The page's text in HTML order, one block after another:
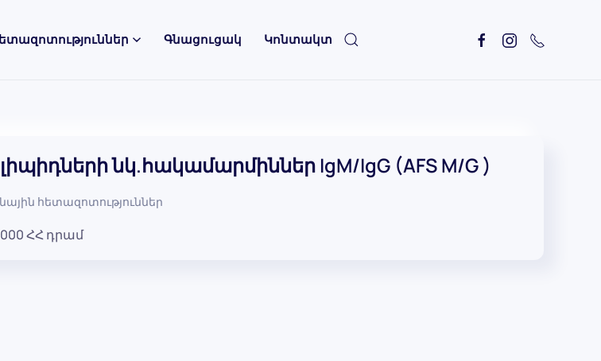
Գնացուցակ Կոնտակտ
նկ.հակամարմիններ IgM/IgG (AFS M/G )
հետազոտություններ
ՀՀ դրամ